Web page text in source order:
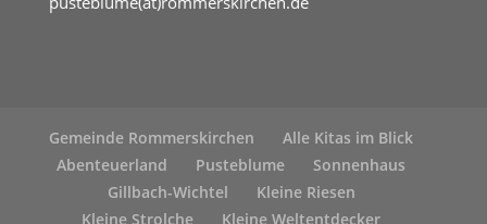
Gemeinde Rommerskirchen
Alle Kitas im Blick
Abenteuerland
Pusteblume
Sonnenhaus
Gillbach-Wichtel
Kleine Riesen
Kleine Strolche
Kleine Weltentdecker